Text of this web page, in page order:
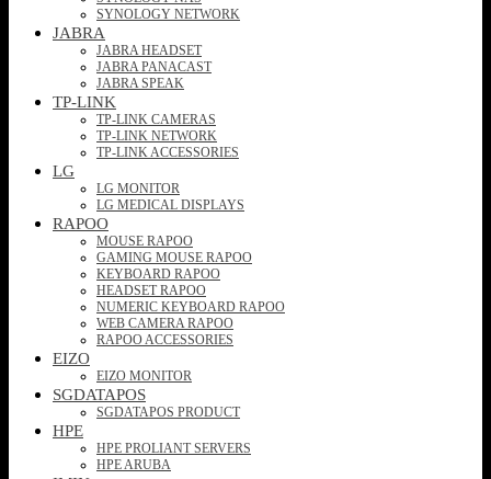
SYNOLOGY NETWORK
JABRA
JABRA HEADSET
JABRA PANACAST
JABRA SPEAK
TP-LINK
TP-LINK CAMERAS
TP-LINK NETWORK
TP-LINK ACCESSORIES
LG
LG MONITOR
LG MEDICAL DISPLAYS
RAPOO
MOUSE RAPOO
GAMING MOUSE RAPOO
KEYBOARD RAPOO
HEADSET RAPOO
NUMERIC KEYBOARD RAPOO
WEB CAMERA RAPOO
RAPOO ACCESSORIES
EIZO
EIZO MONITOR
SGDATAPOS
SGDATAPOS PRODUCT
HPE
HPE PROLIANT SERVERS
HPE ARUBA